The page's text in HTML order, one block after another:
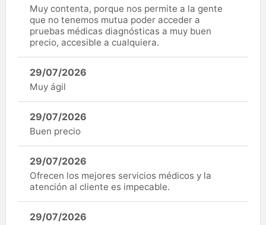
Muy contenta, porque nos permite a la gente
que no tenemos mutua poder acceder a
pruebas médicas diagnósticas a muy buen
precio, accesible a cualquiera.
29/07/2026
Muy ágil
29/07/2026
Buen precio
29/07/2026
Ofrecen los mejores servicios médicos y la
atención al cliente es impecable.
29/07/2026